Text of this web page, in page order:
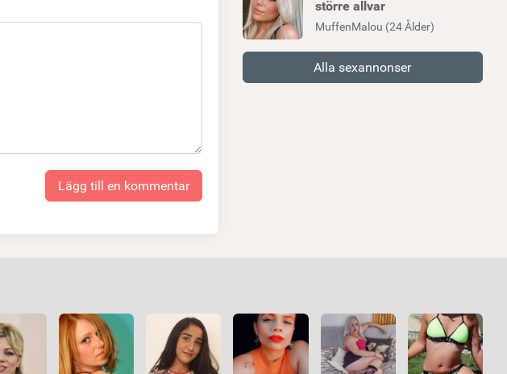
Lägg till en kommentar
större allvar
MuffenMalou (24 Ålder)
Alla sexannonser